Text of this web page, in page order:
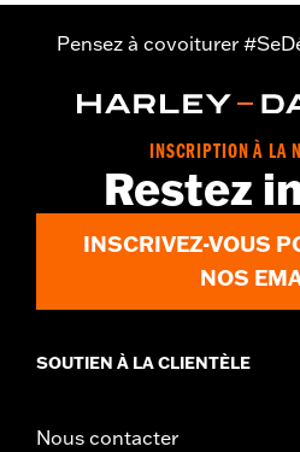
Pensez à covoiturer
INSCRIPTION À LA
Restez
INSCRIVEZ-VOUS
NOS
SOUTIEN À LA CLIENTÈLE
Nous contacter